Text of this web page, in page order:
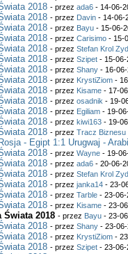
2018 - przezada6 - 14-06-
2018 - przez Davin - 14-06-
2018 - przez Bayu - 15-06-
2018 - przezCarisimo - 15-
2018 - przezStefan Krol
2018 - przezSzipet - 15-06-
2018 - przezShany - 16-
2018 - przez KrystiZiom -
2018 - przez Kisame - 17-
2018 - przezosadnik - 19-
2018 - przez Egiliam - 19-
2018 - przezkiwi163 - 19-
2018 - przezTracz Biznesu
- Egipt 1:1 Urugwaj -
2018 - przezWayne - 19-
2018 - przezada6 - 20-06-
2018 - przezStefan Krol
2018 - przezjanka14 - 23-
2018 - przezTarble - 23-06-
2018 - przez Kisame - 23-
Świata 2018 - przez Bayu - 23-
2018 - przezShany - 23-
2018 - przez KrystiZiom -
2018 - przezSzipet - 23-06-